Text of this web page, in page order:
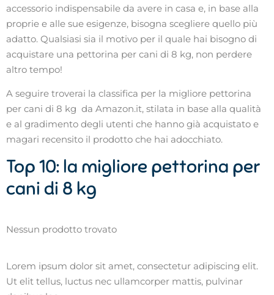
accessorio indispensabile da avere in casa e, in base alla
proprie e alle sue esigenze, bisogna scegliere quello più
adatto. Qualsiasi sia il motivo per il quale hai bisogno di
acquistare una pettorina per cani di 8 kg, non perdere
altro tempo!
A seguire troverai la classifica per la migliore pettorina
per cani di 8 kg da Amazon.it, stilata in base alla qualità
e al gradimento degli utenti che hanno già acquistato e
magari recensito il prodotto che hai adocchiato.
Top 10: la migliore pettorina per
cani di 8 kg
Nessun prodotto trovato
Lorem ipsum dolor sit amet, consectetur adipiscing elit.
Ut elit tellus, luctus nec ullamcorper mattis, pulvinar